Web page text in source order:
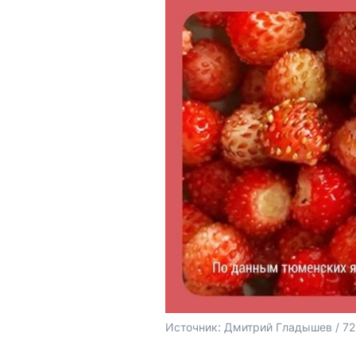
Источник: Дмитрий Гладышев /